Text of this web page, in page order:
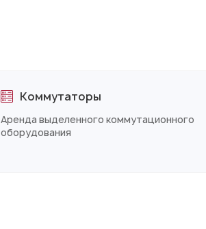
Коммутаторы
Аренда выделенного коммутационного
оборудования